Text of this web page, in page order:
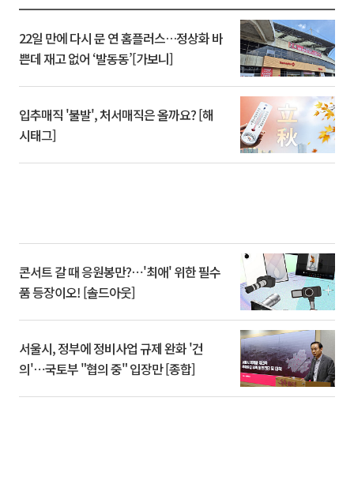
22일 만에 다시 문 연 홈플러스…정상화 바
쁜데 재고 없어 ‘발동동’[가보니]
입추매직 '불발', 처서매직은 올까요? [해
시태그]
콘서트 갈 때 응원봉만?⋯'최애' 위한 필수
품 등장이오! [솔드아웃]
서울시, 정부에 정비사업 규제 완화 '건
의'⋯국토부 "협의 중" 입장만 [종합]